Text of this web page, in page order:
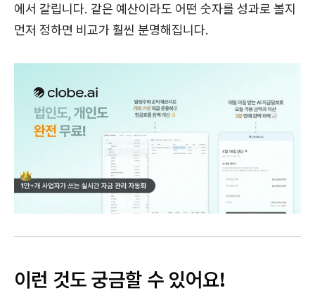
에서 갈립니다. 같은 예산이라도 어떤 숫자를 성과로 볼지
먼저 정하면 비교가 훨씬 분명해집니다.
이런 것도 궁금할 수 있어요!